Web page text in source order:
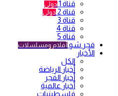
قناة 1 دولي
قناة 2 دولي
قناة 3
قناة 4
قناة 5
فجر شو أفلام ومسلسلات
الأخبار
الكل
أخبار الرياضة
أخبار الفجر
أخبار عالمية
فلسطينيات